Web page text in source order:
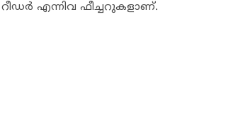
എന്നിവ ഫീച്ചറുകളാണ്.